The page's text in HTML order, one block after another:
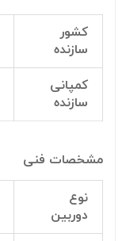
کشور
سازنده
کمپانی
سازنده
مشخصات فنی
نوع
دوربین